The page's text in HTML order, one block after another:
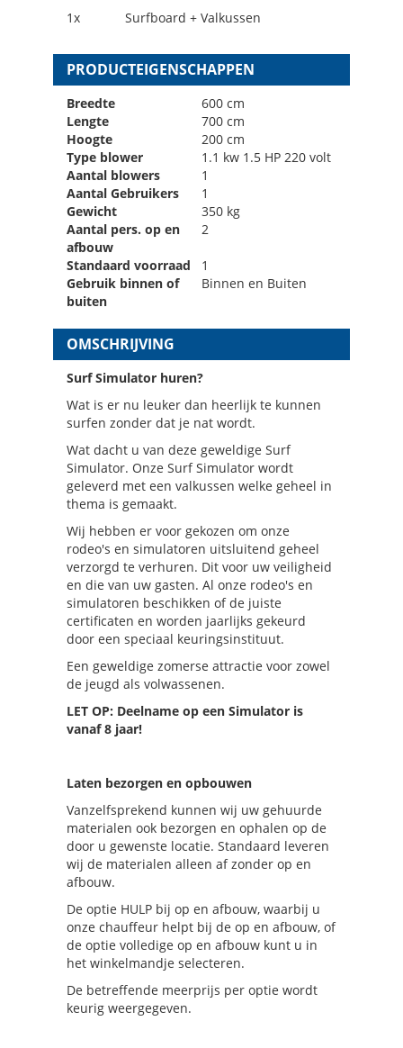
1x
Surfboard + Valkussen
PRODUCTEIGENSCHAPPEN
Breedte
600 cm
Lengte
700 cm
Hoogte
200 cm
Type blower
1.1 kw 1.5 HP 220 volt
Aantal blowers
1
Aantal Gebruikers
1
Gewicht
350 kg
Aantal pers. op en
afbouw
2
Standaard voorraad
1
Gebruik binnen of
buiten
Binnen en Buiten
OMSCHRIJVING
Surf Simulator huren?
Wat is er nu leuker dan heerlijk te kunnen
surfen zonder dat je nat wordt.
Wat dacht u van deze geweldige Surf
Simulator. Onze Surf Simulator wordt
geleverd met een valkussen welke geheel in
thema is gemaakt.
Wij hebben er voor gekozen om onze
rodeo's en simulatoren uitsluitend geheel
verzorgd te verhuren. Dit voor uw veiligheid
en die van uw gasten. Al onze rodeo's en
simulatoren beschikken of de juiste
certificaten en worden jaarlijks gekeurd
door een speciaal keuringsinstituut.
Een geweldige zomerse attractie voor zowel
de jeugd als volwassenen.
LET OP: Deelname op een Simulator is
vanaf 8 jaar!
Laten bezorgen en opbouwen
Vanzelfsprekend kunnen wij uw gehuurde
materialen ook bezorgen en ophalen op de
door u gewenste locatie. Standaard leveren
wij de materialen alleen af zonder op en
afbouw.
De optie HULP bij op en afbouw, waarbij u
onze chauffeur helpt bij de op en afbouw, of
de optie volledige op en afbouw kunt u in
het winkelmandje selecteren.
De betreffende meerprijs per optie wordt
keurig weergegeven.